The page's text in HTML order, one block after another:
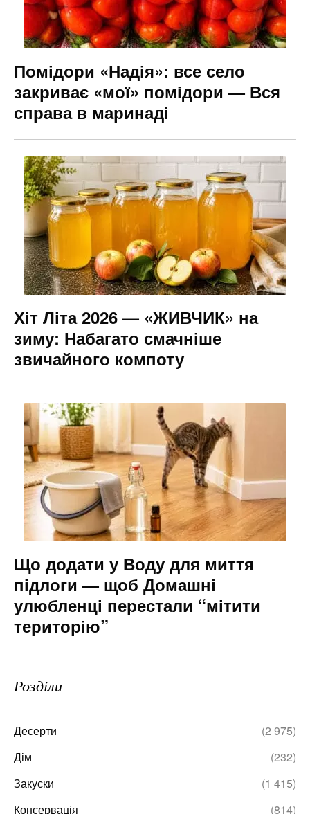
Помідори «Надія»: все село
закриває «мої» помідори — Вся
справа в маринаді
Хіт Літа 2026 — «ЖИВЧИК» на
зиму: Набагато смачніше
звичайного компоту
Що додати у Воду для миття
підлоги — щоб Домашні
улюбленці перестали “мітити
територію”
Розділи
Десерти
(2 975)
Дім
(232)
Закуски
(1 415)
Консервація
(814)